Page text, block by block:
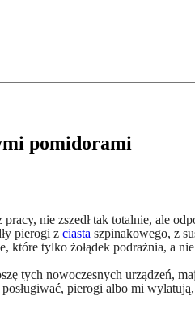
pomidorami
nie zszedł tak totalnie, ale
pierogi z ciasta szpinakowego, z
które tylko żołądek podrażnia, a
tych nowoczesnych urządzeń,
pierogi albo mi